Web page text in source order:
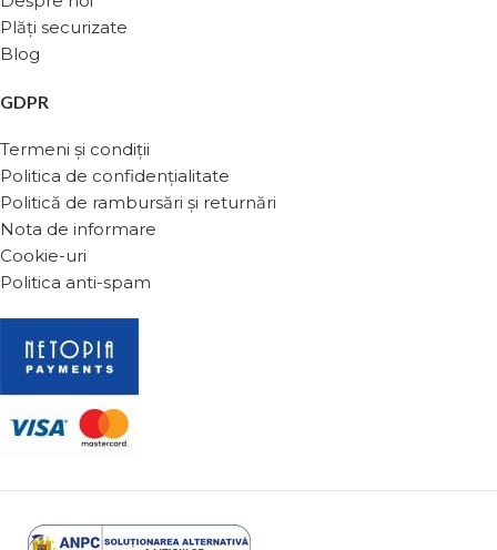
Plăți securizate
Blog
GDPR
Termeni și condiții
Politica de confidențialitate
Politică de rambursări și returnări
Nota de informare
Cookie-uri
Politica anti-spam